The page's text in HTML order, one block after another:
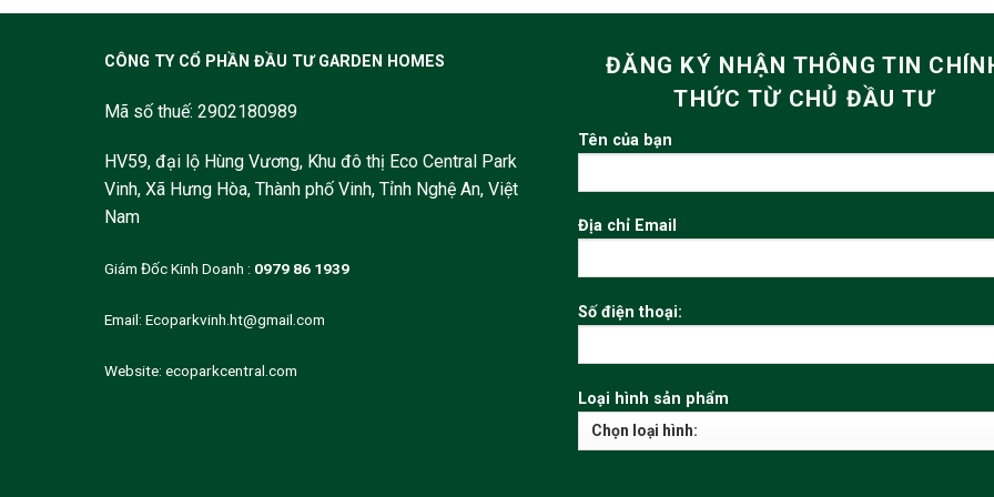
CÔNG TY CỔ PHẦN ĐẦU TƯ GARDEN HOMES
Mã số thuế: 2902180989
HV59, đại lộ Hùng Vương, Khu đô thị Eco Central Park
Vinh, Xã Hưng Hòa, Thành phố Vinh, Tỉnh Nghệ An, Việt
Nam
Giám Đốc Kinh Doanh : 0979 86 1939
Email: Ecoparkvinh.ht@gmail.com
Website: ecoparkcentral.com
ĐĂNG KÝ NHẬN THÔNG TIN
THỨC TỪ CHỦ ĐẦU TƯ
Tên của bạn
Địa chỉ Email
Số điện thoại:
Loại hình sản phẩm